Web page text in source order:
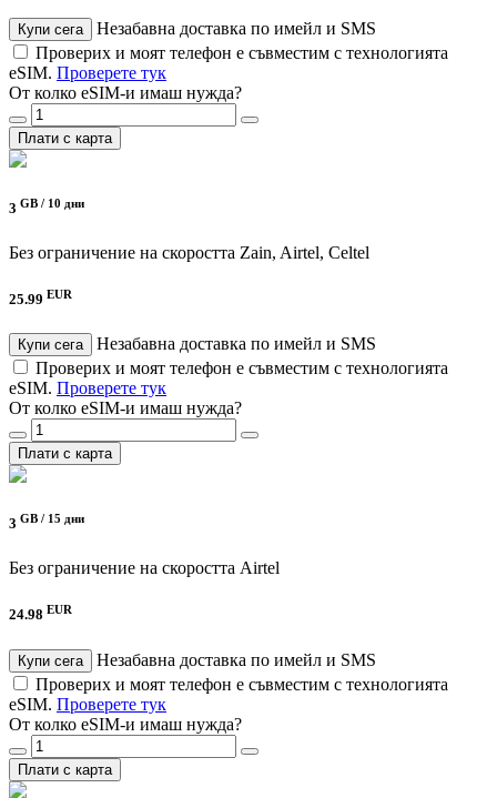
Купи сега
Незабавна доставка по имейл и SMS
Проверих и моят телефон е съвместим с технологията
eSIM. Проверете тук
От колко eSIM-и имаш нужда?
Плати с карта
3 GB / 10 дни
Без ограничение на скоростта Zain, Airtel, Celtel
25.99 EUR
Купи сега
Незабавна доставка по имейл и SMS
Проверих и моят телефон е съвместим с технологията
eSIM. Проверете тук
От колко eSIM-и имаш нужда?
Плати с карта
3 GB / 15 дни
Без ограничение на скоростта Airtel
24.98 EUR
Купи сега
Незабавна доставка по имейл и SMS
Проверих и моят телефон е съвместим с технологията
eSIM. Проверете тук
От колко eSIM-и имаш нужда?
Плати с карта